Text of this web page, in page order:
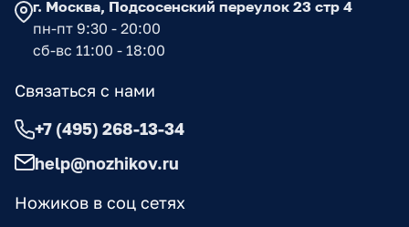
Ножиков в соц сетях
г. Москва, Подсосенский переулок 23 стр 4
пн-пт 9:30 - 20:00
сб-вс 11:00 - 18:00
Связаться с нами
+7 (495) 268-13-34
help@nozhikov.ru